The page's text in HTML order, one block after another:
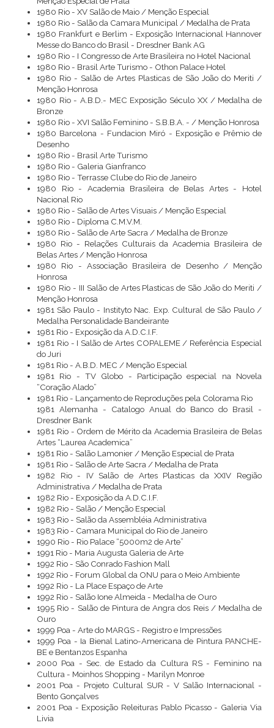
1980 Rio - XV Salão de Maio / Menção Especial
1980 Rio - Salão da Camara Municipal / Medalha de Prata
1980 Frankfurt e Berlim - Exposição Internacional Hannover
Messe do Banco do Brasil - Dresdner Bank AG
1980 Rio - I Congresso de Arte Brasileira no Hotel Nacional
1980 Rio - Brasil Arte Turismo - Othon Palace Hotel
1980 Rio - Salão de Artes Plasticas de São João do Meriti /
Menção Honrosa
1980 Rio - A.B.D.- MEC Exposição Século XX / Medalha de
Bronze
1980 Rio - XVI Salão Feminino - S.B.B.A. - / Menção Honrosa
1980 Barcelona - Fundacion Miró - Exposição e Prêmio de
Desenho
1980 Rio - Brasil Arte Turismo
1980 Rio - Galeria Gianfranco
1980 Rio - Terrasse Clube do Rio de Janeiro
1980 Rio - Academia Brasileira de Belas Artes - Hotel
Nacional Rio
1980 Rio - Salão de Artes Visuais / Menção Especial
1980 Rio - Diploma C.M.V.M.
1980 Rio - Salão de Arte Sacra / Medalha de Bronze
1980 Rio - Relações Culturais da Academia Brasileira de
Belas Artes / Menção Honrosa
1980 Rio - Associação Brasileira de Desenho / Menção
Honrosa
1980 Rio - III Salão de Artes Plasticas de São João do Meriti /
Menção Honrosa
1981 São Paulo - Instityto Nac. Exp. Cultural de São Paulo /
Medalha Personalidade Bandeirante
1981 Rio - Exposição da A.D.C.I.F.
1981 Rio - I Salão de Artes COPALEME / Referência Especial
do Juri
1981 Rio - A.B.D. MEC / Menção Especial
1981 Rio - TV Globo - Participação especial na Novela
“Coração Alado”
1981 Rio - Lançamento de Reproduções pela Colorama Rio
1981 Alemanha - Catalogo Anual do Banco do Brasil -
Dresdner Bank
1981 Rio - Ordem de Mérito da Academia Brasileira de Belas
Artes “Laurea Academica”
1981 Rio - Salão Lamonier / Menção Especial de Prata
1981 Rio - Salão de Arte Sacra / Medalha de Prata
1982 Rio - IV Salão de Artes Plasticas da XXIV Região
Administrativa / Medalha de Prata
1982 Rio - Exposição da A.D.C.I.F.
1982 Rio - Salão / Menção Especial
1983 Rio - Salão da Assembléia Administrativa
1983 Rio - Camara Municipal do Rio de Janeiro
1990 Rio - Rio Palace “5000m2 de Arte”
1991 Rio - Maria Augusta Galeria de Arte
1992 Rio - São Conrado Fashion Mall
1992 Rio - Forum Global da ONU para o Meio Ambiente
1992 Rio - La Place Espaço de Arte
1992 Rio - Salão Ione Almeida - Medalha de Ouro
1995 Rio - Salão de Pintura de Angra dos Reis / Medalha de
Ouro
1999 Poa - Arte do MARGS - Registro e Impressões
1999 Poa - Ia Bienal Latino-Americana de Pintura PANCHE-
BE e Bentanzos Espanha
2000 Poa - Sec. de Estado da Cultura RS - Feminino na
Cultura - Moinhos Shopping - Marilyn Monroe
2001 Poa - Projeto Cultural SUR - V Salão Internacional -
Bento Gonçalves
2001 Poa - Exposição Releituras Pablo Picasso - Galeria Via
Livia